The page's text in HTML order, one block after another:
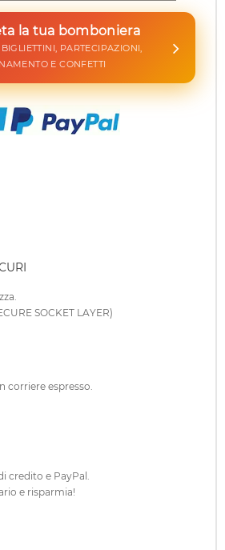
la tua bomboniera
PARTECIPAZIONI,
E CONFETTI
SOCKET LAYER)
corriere espresso.
credito e PayPal.
e risparmia!